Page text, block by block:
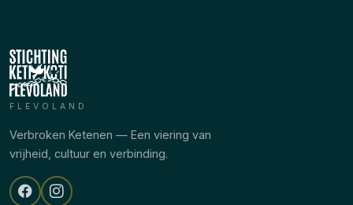
FLEVOLAND
Verbroken Ketenen — Een viering van
vrijheid, cultuur en verbinding.